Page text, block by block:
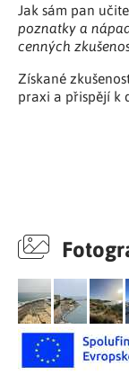
Jak sám pan
poznatky a
cenných
Získané
praxi a přispějí k